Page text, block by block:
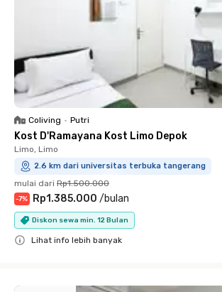
Coliving • Putri
Kost D'Ramayana Kost Limo Depok
Limo, Limo
2.6 km dari universitas terbuka tangerang
mulai dari Rp1.500.000
-7% Rp1.385.000 /bulan
Diskon sewa min. 12 Bulan
Lihat info lebih banyak